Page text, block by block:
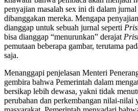
penyajian masalah sex ini di dalam
dibanggakan mereka. Mengapa
dianggap untuk sebuah jurnal seperti
bisa dianggap “menurunkan” derajat
pemutaan beberapa gambar, terutama
saja.
Menanggapi penjelasan Menteri
gembira bahwa Pemerintah dalam
bersikap lebih dewasa, yakni tidak
perubahan dan perkembangan nilai-nilai